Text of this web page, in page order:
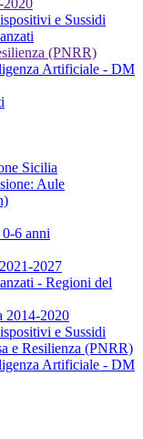
e Sussidi
(PNRR)
Artificiale - DM
Sicilia
Aule
6 anni
2027
- Regioni del
2014-2020
e Sussidi
e Resilienza (PNRR)
Artificiale - DM